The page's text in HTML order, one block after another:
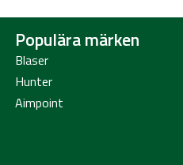
Populära märken
Blaser
Hunter
Aimpoint